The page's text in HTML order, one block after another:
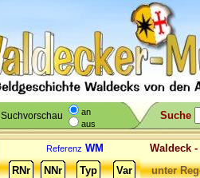
Suchvorschau
an
aus
Suche
Referenz WM
RNr
NNr Typ Var unter